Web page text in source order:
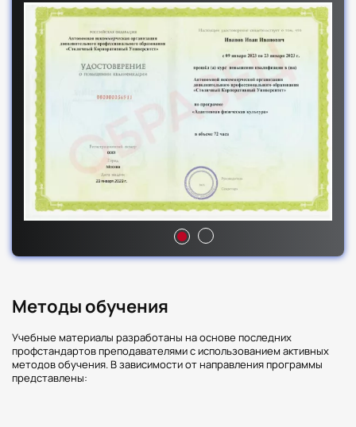
Методы обучения
Учебные материалы разработаны на основе последних
профстандартов преподавателями с использованием активных
методов обучения. В зависимости от направления программы
представлены: